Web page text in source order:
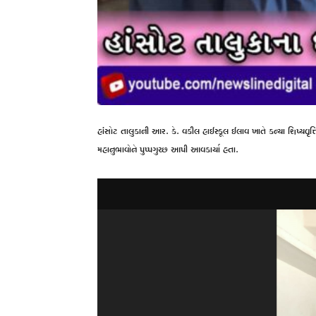
હાંસોટ તાલુકાની આર. કે. વકીલ હાઈસ્કૂલ ઈલાવ ખાતે કન્યા
મહાનુભાવોને પુષ્પગુચ્છ આપી આવકાર્યા હતા.